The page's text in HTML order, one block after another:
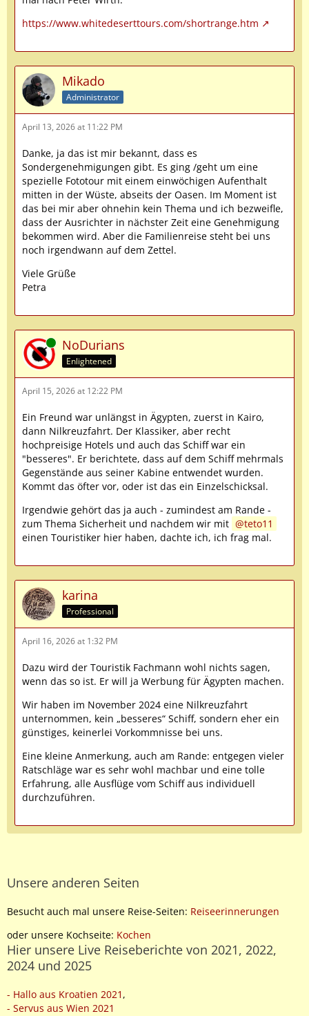
https://www.whitedeserttours.com/shortrange.htm
Mikado
Administrator
April 13, 2026 at 11:22 PM
Danke, ja das ist mir bekannt, dass es
Sondergenehmigungen gibt. Es ging /geht um eine
spezielle Fototour mit einem einwöchigen Aufenthalt
mitten in der Wüste, abseits der Oasen. Im Moment ist
das bei mir aber ohnehin kein Thema und ich bezweifle,
dass der Ausrichter in nächster Zeit eine Genehmigung
bekommen wird. Aber die Familienreise steht bei uns
noch irgendwann auf dem Zettel.
Viele Grüße
Petra
Online NoDurians
Enlightened
April 15, 2026 at 12:22 PM
Ein Freund war unlängst in Ägypten, zuerst in Kairo,
dann Nilkreuzfahrt. Der Klassiker, aber recht
hochpreisige Hotels und auch das Schiff war ein
"besseres". Er berichtete, dass auf dem Schiff mehrmals
Gegenstände aus seiner Kabine entwendet wurden.
Kommt das öfter vor, oder ist das ein Einzelschicksal.
Irgendwie gehört das ja auch - zumindest am Rande -
zum Thema Sicherheit und nachdem wir mit
teto11
einen Touristiker hier haben, dachte ich, ich frag mal.
karina
Professional
April 16, 2026 at 1:32 PM
Dazu wird der Touristik Fachmann wohl nichts sagen,
wenn das so ist. Er will ja Werbung für Ägypten machen.
Wir haben im November 2024 eine Nilkreuzfahrt
unternommen, kein „besseres“ Schiff, sondern eher ein
günstiges, keinerlei Vorkommnisse bei uns.
Eine kleine Anmerkung, auch am Rande: entgegen vieler
Ratschläge war es sehr wohl machbar und eine tolle
Erfahrung, alle Ausflüge vom Schiff aus individuell
durchzuführen.
Unsere anderen Seiten
Besucht auch mal unsere Reise-Seiten: Reiseerinnerungen
oder unsere Kochseite: Kochen
Hier unsere Live Reiseberichte von 2021, 2022,
2024 und 2025
- Hallo aus Kroatien 2021 ,
- Servus aus Wien 2021